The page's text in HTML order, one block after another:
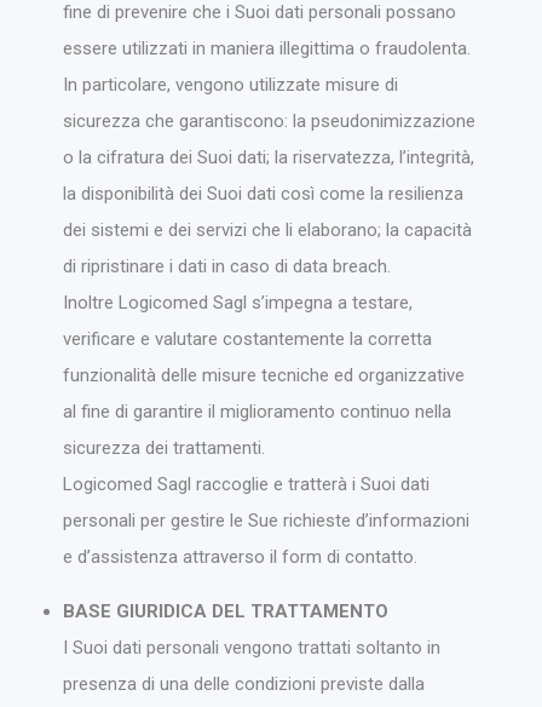
fine di prevenire che i Suoi dati personali possano
essere utilizzati in maniera illegittima o fraudolenta.
In particolare, vengono utilizzate misure di
sicurezza che garantiscono: la pseudonimizzazione
o la cifratura dei Suoi dati; la riservatezza, l’integrità,
la disponibilità dei Suoi dati così come la resilienza
dei sistemi e dei servizi che li elaborano; la capacità
di ripristinare i dati in caso di data breach.
Inoltre Logicomed Sagl s’impegna a testare,
verificare e valutare costantemente la corretta
funzionalità delle misure tecniche ed organizzative
al fine di garantire il miglioramento continuo nella
sicurezza dei trattamenti.
Logicomed Sagl raccoglie e tratterà i Suoi dati
personali per gestire le Sue richieste d’informazioni
e d’assistenza attraverso il form di contatto.
BASE GIURIDICA DEL TRATTAMENTO
I Suoi dati personali vengono trattati soltanto in
presenza di una delle condizioni previste dalla